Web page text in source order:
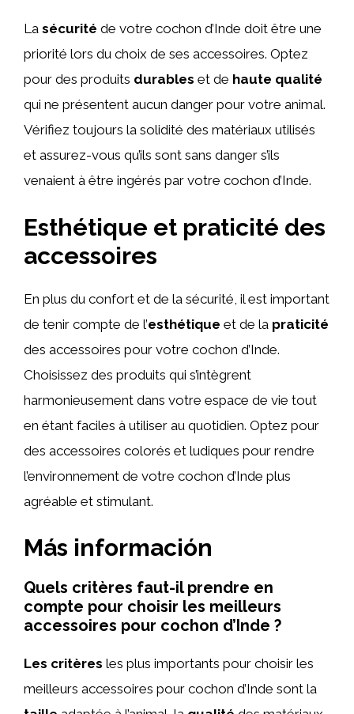
La sécurité de votre cochon d’Inde doit être une
priorité lors du choix de ses accessoires. Optez
pour des produits durables et de haute qualité
qui ne présentent aucun danger pour votre animal.
Vérifiez toujours la solidité des matériaux utilisés
et assurez-vous qu’ils sont sans danger s’ils
venaient à être ingérés par votre cochon d’Inde.
Esthétique et praticité des
accessoires
En plus du confort et de la sécurité, il est important
de tenir compte de l’esthétique et de la praticité
des accessoires pour votre cochon d’Inde.
Choisissez des produits qui s’intègrent
harmonieusement dans votre espace de vie tout
en étant faciles à utiliser au quotidien. Optez pour
des accessoires colorés et ludiques pour rendre
l’environnement de votre cochon d’Inde plus
agréable et stimulant.
Más información
Quels critères faut-il prendre en
compte pour choisir les meilleurs
accessoires pour cochon d’Inde ?
Les critères les plus importants pour choisir les
meilleurs accessoires pour cochon d’Inde sont la